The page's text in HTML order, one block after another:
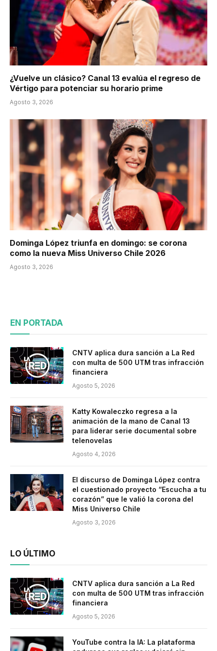
¿Vuelve un clásico? Canal 13 evalúa el regreso de
Vértigo para potenciar su horario prime
Agosto 3, 2026
Dominga López triunfa en domingo: se corona
como la nueva Miss Universo Chile 2026
Agosto 3, 2026
EN PORTADA
CNTV aplica dura sanción a La Red
con multa de 500 UTM tras infracción
financiera
Agosto 5, 2026
Katty Kowaleczko regresa a la
animación de la mano de Canal 13
para liderar serie documental sobre
telenovelas
Agosto 4, 2026
El discurso de Dominga López contra
el cuestionado proyecto “Escucha a tu
corazón” que le valió la corona del
Miss Universo Chile
Agosto 3, 2026
LO ÚLTIMO
CNTV aplica dura sanción a La Red
con multa de 500 UTM tras infracción
financiera
Agosto 5, 2026
YouTube contra la IA: La plataforma